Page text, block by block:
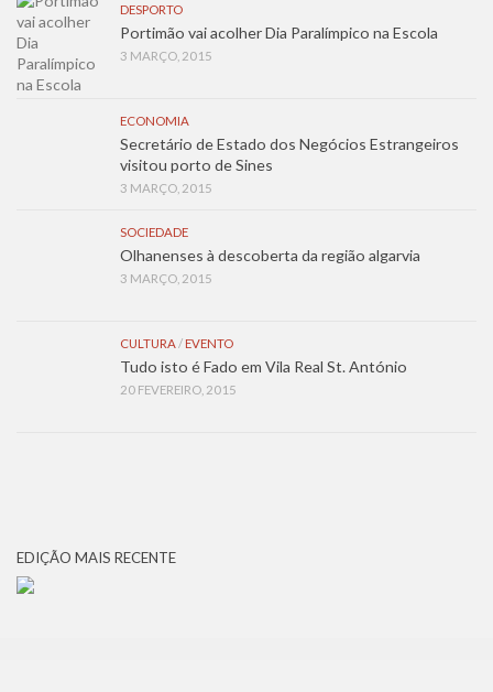
DESPORTO
Portimão vai acolher Dia Paralímpico na Escola
3 MARÇO, 2015
ECONOMIA
Secretário de Estado dos Negócios Estrangeiros
visitou porto de Sines
3 MARÇO, 2015
SOCIEDADE
Olhanenses à descoberta da região algarvia
3 MARÇO, 2015
CULTURA/ EVENTO
Tudo isto é Fado em Vila Real St. António
20 FEVEREIRO, 2015
EDIÇÃO MAIS RECENTE